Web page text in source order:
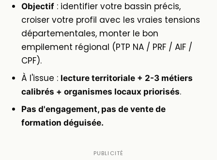
Objectif : identifier votre bassin précis,
croiser votre profil avec les vraies tensions
départementales, monter le bon
empilement régional (PTP NA / PRF / AIF /
CPF).
À l'issue : lecture territoriale + 2-3 métiers
calibrés + organismes locaux priorisés.
Pas d'engagement, pas de vente de
formation déguisée.